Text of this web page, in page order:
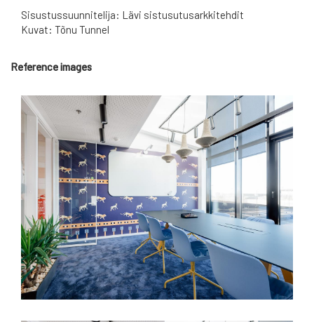
Sisustussuunnitelija: Lävi sistusutusarkkitehdit
Kuvat: Tõnu Tunnel
Reference images